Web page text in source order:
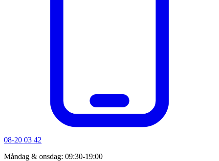
08-20 03 42
Måndag & onsdag: 09:30-19:00